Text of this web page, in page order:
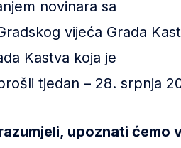
novinara sa
vijeća Grada
Kastva koja je
tjedan – 28. srpnja
upoznati ćemo